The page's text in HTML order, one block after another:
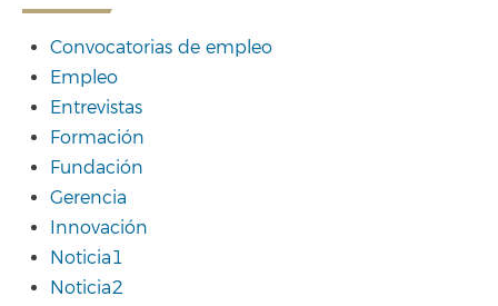
Convocatorias de empleo
Empleo
Entrevistas
Formación
Fundación
Gerencia
Innovación
Noticia1
Noticia2